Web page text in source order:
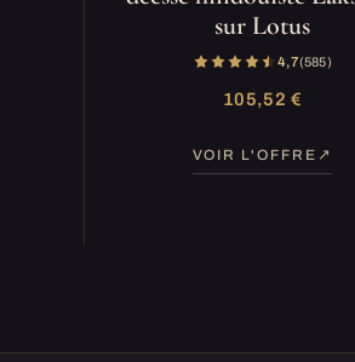
sur Lotus
4,7(585)
105,52 €
VOIR L'OFFRE